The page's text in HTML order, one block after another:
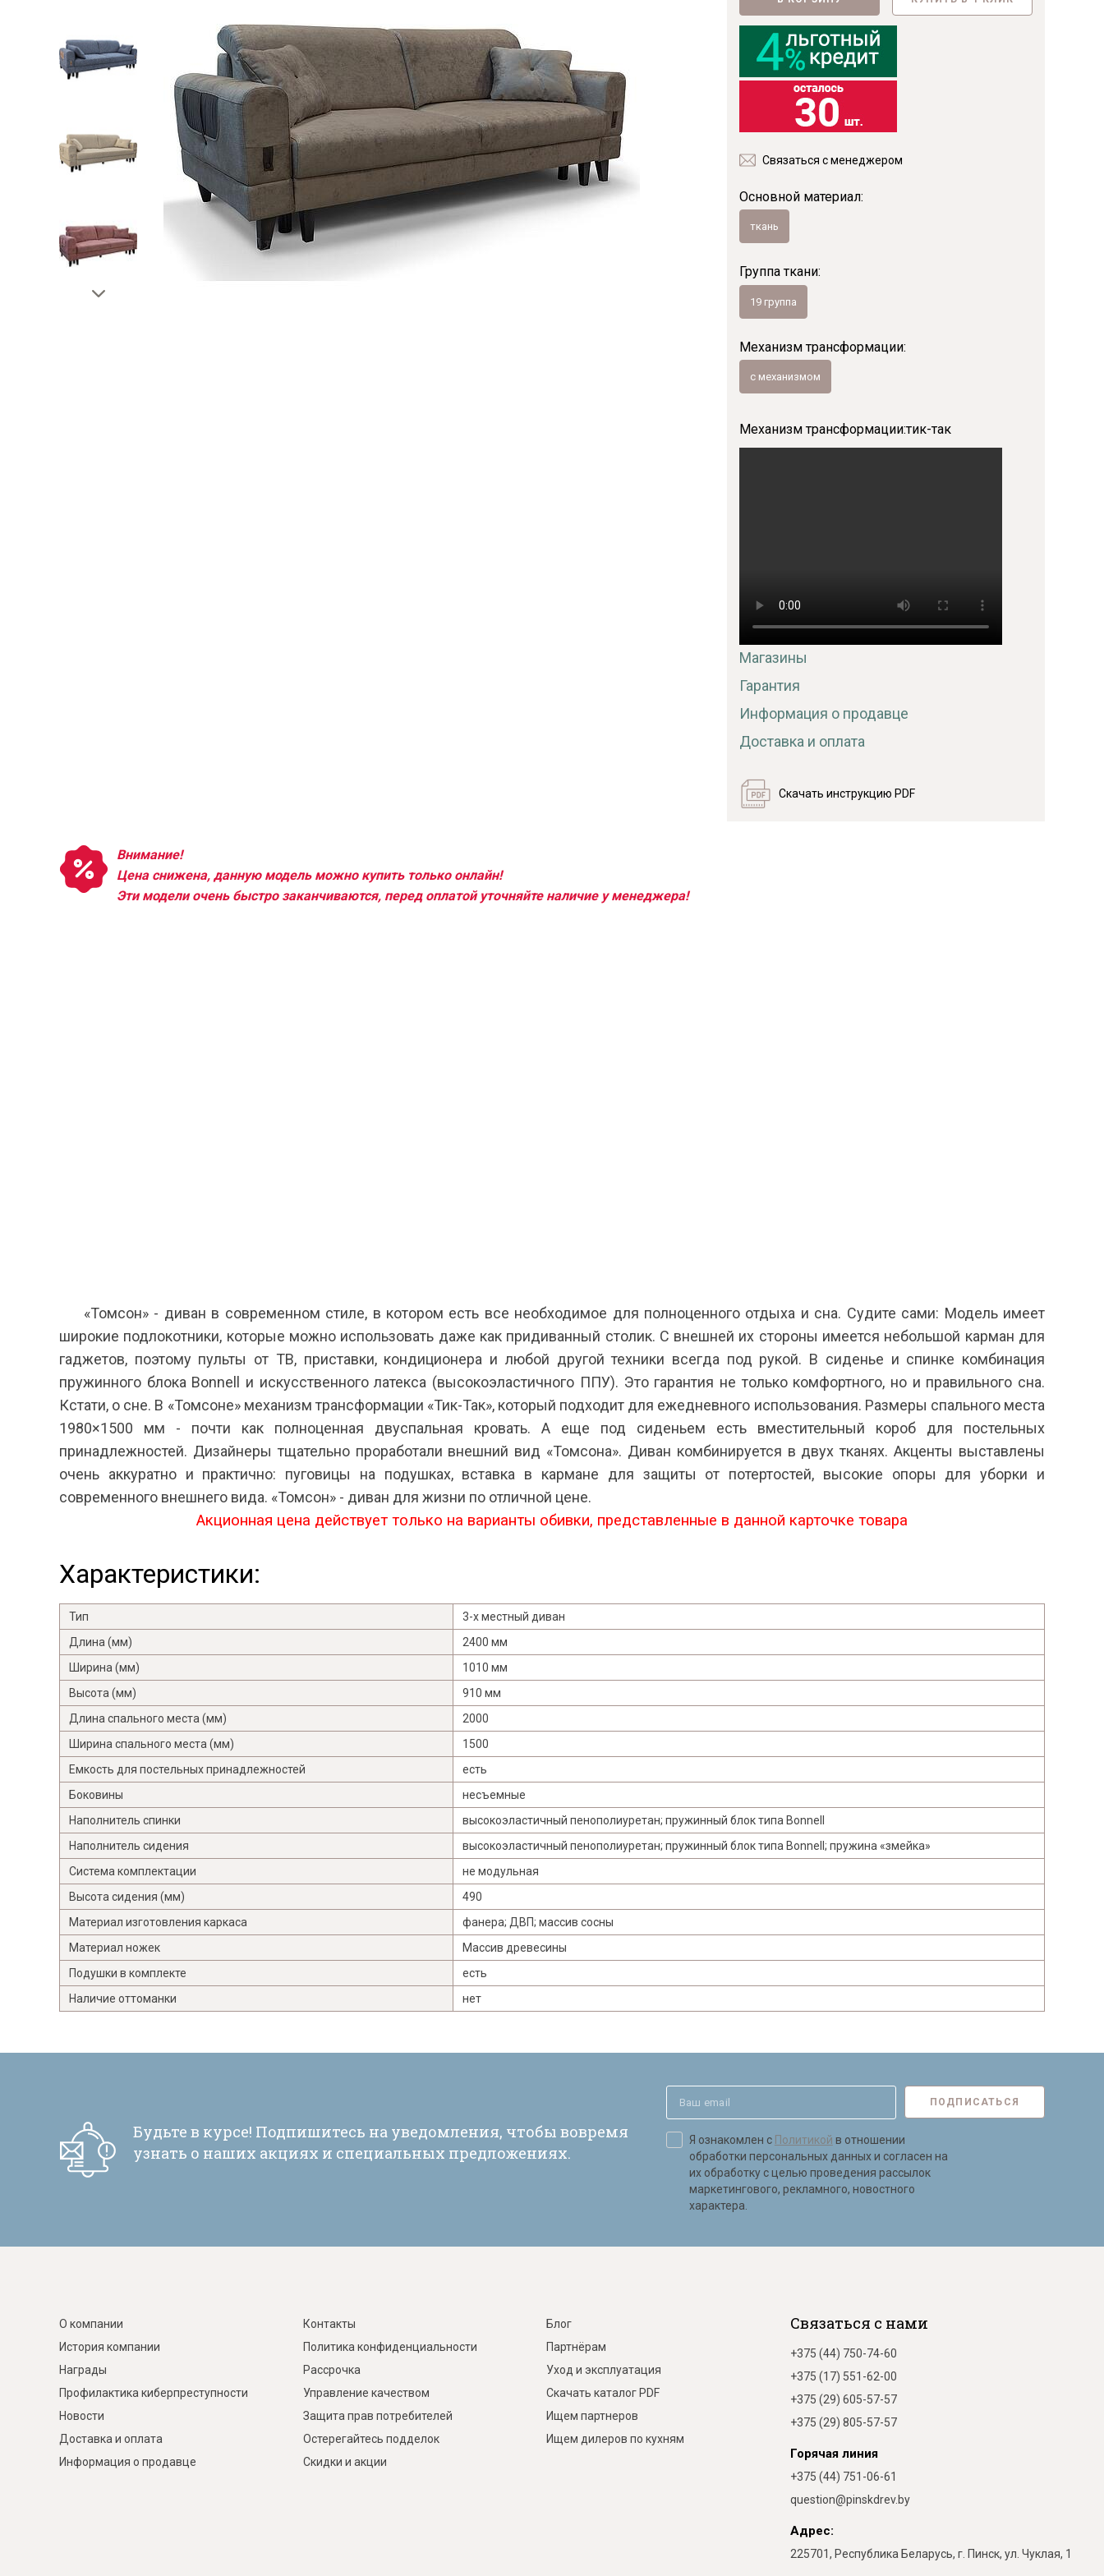
Я ознакомлен сПолитикойв отношении
обработки персональных данных и
согласен на их обработку.
Банкетки
Мягкие кровати
Столы
Стулья
Зеркала, полки, вешалки, подставки
Пиломатериалы
Гнутоклееные детали
Топливные брикеты
Щепа древесная
Прочая продукция
Новинки
Комнаты Связаться с менеджером
Основной материал:
ткань
Группа ткани:
19 группа
Механизм трансформации:
с механизмом
Механизм трансформации:тик-так
Магазины
Гарантия
Информация о продавце
Доставка и оплата
Скачать инструкцию PDF
Внимание!
Цена снижена, данную модель можно купить только онлайн!
Эти модели очень быстро заканчиваются, перед оплатой уточняйте наличие у менеджера!
«Томсон» - диван в современном стиле, в котором есть все необходимое для полноценного отдыха и сна. Судите сами: Модель имеет
широкие подлокотники, которые можно использовать даже как придиванный столик. С внешней их стороны имеется небольшой карман для
гаджетов, поэтому пульты от ТВ, приставки, кондиционера и любой другой техники всегда под рукой. В сиденье и спинке комбинация
пружинного блока Bonnell и искусственного латекса (высокоэластичного ППУ). Это гарантия не только комфортного, но и правильного сна.
Кстати, о сне. В «Томсоне» механизм трансформации «Тик-Так», который подходит для ежедневного использования. Размеры спального места
1980×1500 мм - почти как полноценная двуспальная кровать. А еще под сиденьем есть вместительный короб для постельных
принадлежностей. Дизайнеры тщательно проработали внешний вид «Томсона». Диван комбинируется в двух тканях. Акценты выставлены
очень аккуратно и практично: пуговицы на подушках, вставка в кармане для защиты от потертостей, высокие опоры для уборки и
современного внешнего вида. «Томсон» - диван для жизни по отличной цене.
Акционная цена действует только на варианты обивки, представленные в данной карточке товара
Характеристики:
Тип
3-х местный диван
Длина (мм)
2400 мм
Ширина (мм)
1010 мм
Высота (мм)
910 мм
Длина спального места (мм)
2000
Ширина спального места (мм)
1500
Емкость для постельных принадлежностей
есть
Боковины
несъемные
Наполнитель спинки
высокоэластичный пенополиуретан; пружинный блок типа Bonnell
Наполнитель сидения
высокоэластичный пенополиуретан; пружинный блок типа Bonnell; пружина «змейка»
Система комплектации
не модульная
Высота сидения (мм)
490
Материал изготовления каркаса
фанера; ДВП; массив сосны
Материал ножек
Массив древесины
Подушки в комплекте
есть
Наличие оттоманки
нет
Будьте в курсе! Подпишитесь на уведомления, чтобы вовремя
узнать о наших акциях и специальных предложениях.
ПОДПИСАТЬСЯ
Я ознакомлен с Политикой в отношении
обработки персональных данных и согласен на
их обработку с целью проведения рассылок
маркетингового, рекламного, новостного
характера.
О компании
История компании
Награды
Профилактика киберпреступности
Новости
Доставка и оплата
Информация о продавце
Контакты
Политика конфиденциальности
Рассрочка
Управление качеством
Защита прав потребителей
Остерегайтесь подделок
Скидки и акции
Блог
Партнёрам
Уход и эксплуатация
Скачать каталог PDF
Ищем партнеров
Ищем дилеров по кухням
Связаться с нами
+375 (44) 750-74-60
+375 (17) 551-62-00
+375 (29) 605-57-57
+375 (29) 805-57-57
Горячая линия
+375 (44) 751-06-61
question@pinskdrev.by
Адрес:
225701, Республика Беларусь, г. Пинск, ул. Чуклая, 1